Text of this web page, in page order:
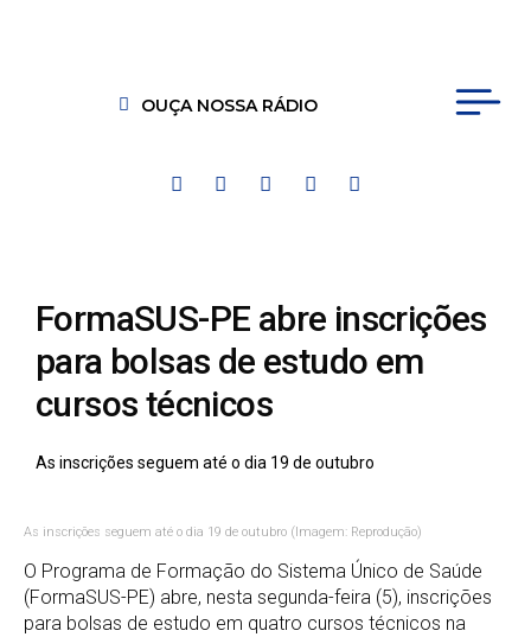
OUÇA NOSSA RÁDIO
FormaSUS-PE abre inscrições
para bolsas de estudo em
cursos técnicos
As inscrições seguem até o dia 19 de outubro
As inscrições seguem até o dia 19 de outubro (Imagem: Reprodução)
O Programa de Formação do Sistema Único de Saúde
(FormaSUS-PE) abre, nesta segunda-feira (5), inscrições
para bolsas de estudo em quatro cursos técnicos na